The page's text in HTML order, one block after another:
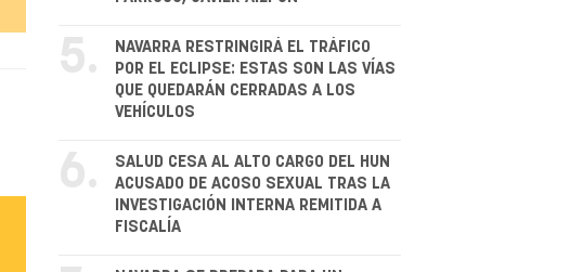
5.
NAVARRA RESTRINGIRÁ EL TRÁFICO
POR EL ECLIPSE: ESTAS SON LAS VÍAS
QUE QUEDARÁN CERRADAS A LOS
VEHÍCULOS
6.
SALUD CESA AL ALTO CARGO DEL HUN
ACUSADO DE ACOSO SEXUAL TRAS LA
INVESTIGACIÓN INTERNA REMITIDA A
FISCALÍA